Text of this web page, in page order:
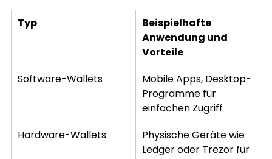
Typ
Beispielhafte
Anwendung und
Vorteile
Software-Wallets
Mobile Apps, Desktop-
Programme für
einfachen Zugriff
Hardware-Wallets
Physische Geräte wie
Ledger oder Trezor für